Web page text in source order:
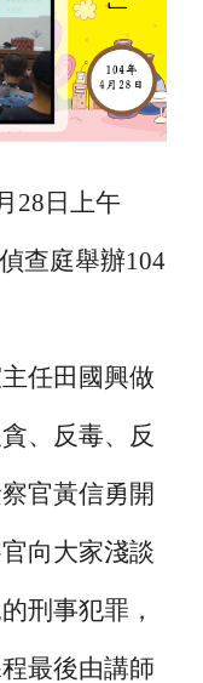
28日上午
查庭舉辦104
任田國興做
、反毒、反
官黃信勇開
向大家淺談
刑事犯罪，
最後由講師